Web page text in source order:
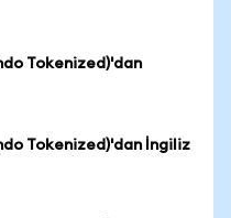
Tokenized)'dan
Tokenized)'dan İngiliz